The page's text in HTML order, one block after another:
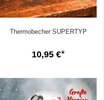
Thermobecher SUPERTYP
10,95 €